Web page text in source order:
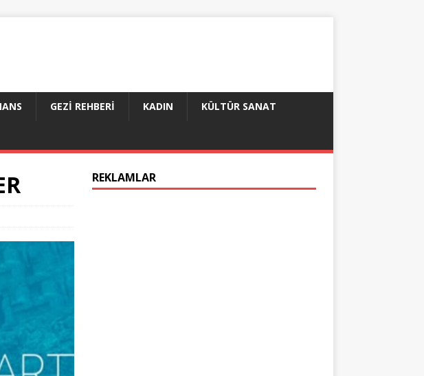
GEZI REHBERI KADIN KÜLTÜR SANAT
REKLAMLAR